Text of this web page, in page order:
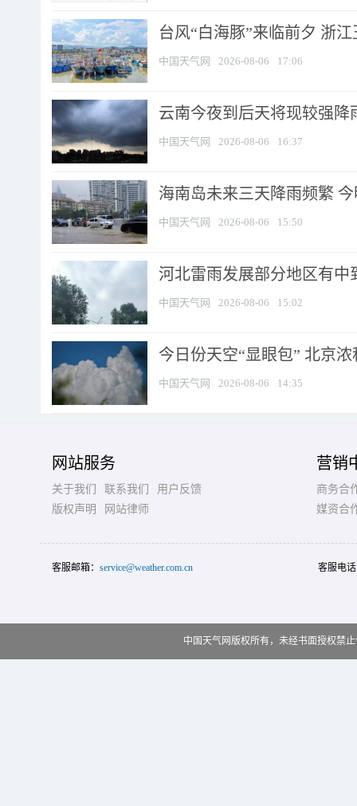
台风“白海豚”来临前夕 浙
中国天气网 2026-08-06 17:06
云南今夜到后天将现较强降
中国天气网 2026-08-06 16:37
海南岛未来三天降雨频繁
中国天气网 2026-08-06 15:50
河北雷雨发展部分地区有中
中国天气网 2026-08-06 15:02
今日份天空“显眼包” 北京
中国天气网 2026-08-06 14:35
网站服务
关于我们 联系我们
用户反馈
版权声明
网站律师
营销
商务合
媒资合
客服邮箱： service@weather.com.cn 客服电
中国天气网版权所有，未经书面授权